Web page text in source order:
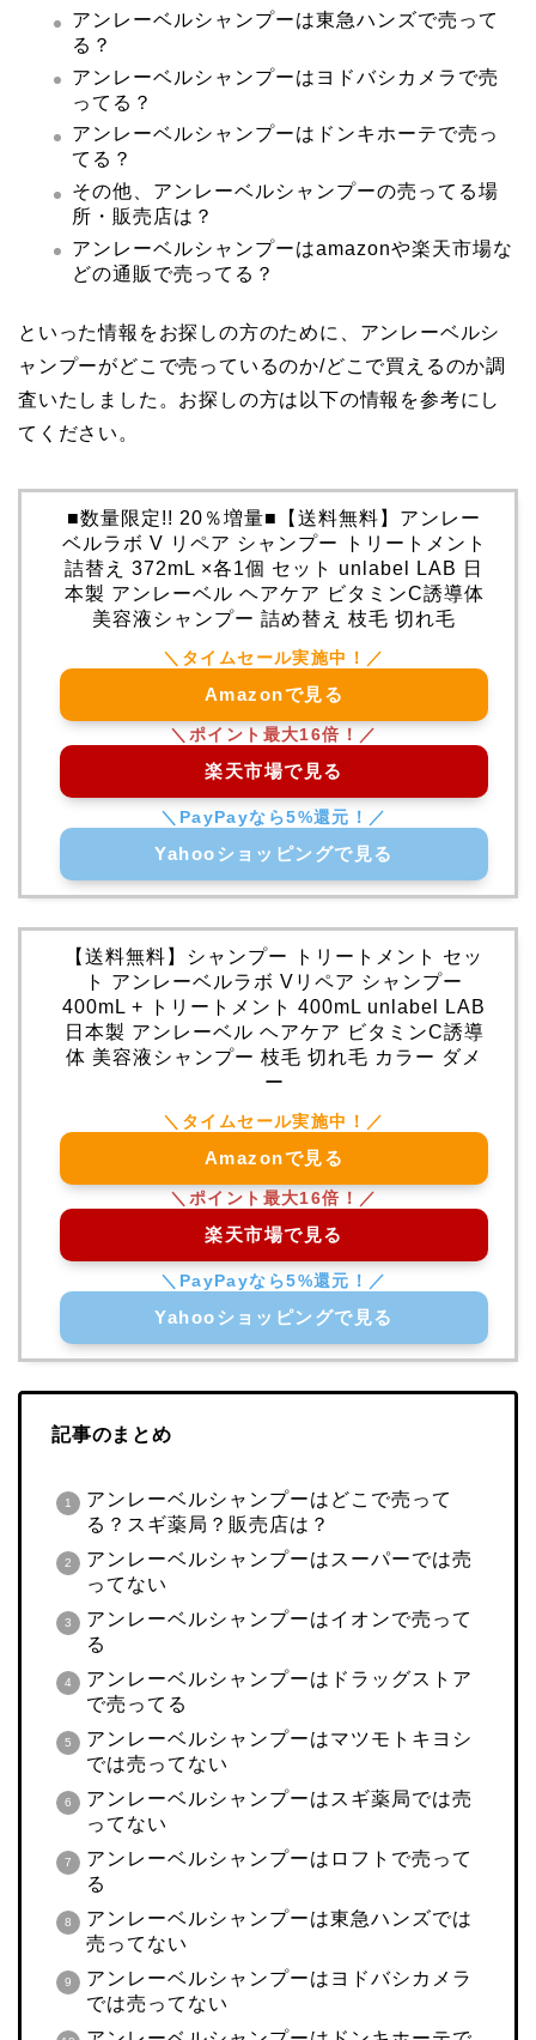
アンレーベルシャンプーは東急ハンズで売って
る？
アンレーベルシャンプーはヨドバシカメラで売
ってる？
アンレーベルシャンプーはドンキホーテで売っ
てる？
その他、アンレーベルシャンプーの売ってる場
所・販売店は？
アンレーベルシャンプーはamazonや楽天市場な
どの通販で売ってる？
といった情報をお探しの方のために、アンレーベルシ
ャンプーがどこで売っているのか/どこで買えるのか調
査いたしました。お探しの方は以下の情報を参考にし
てください。
■数量限定!! 20％増量■【送料無料】アンレー
ベルラボ V リペア シャンプー トリートメント
詰替え 372mL ×各1個 セット unlabel LAB 日
本製 アンレーベル ヘアケア ビタミンC誘導体
美容液シャンプー 詰め替え 枝毛 切れ毛
Amazonで見る
楽天市場で見る
Yahooショッピングで見る
【送料無料】シャンプー トリートメント セッ
ト アンレーベルラボ Vリペア シャンプー
400mL + トリートメント 400mL unlabel LAB
日本製 アンレーベル ヘアケア ビタミンC誘導
体 美容液シャンプー 枝毛 切れ毛 カラー ダメ
ー
Amazonで見る
楽天市場で見る
Yahooショッピングで見る
記事のまとめ
アンレーベルシャンプーはどこで売って
る？スギ薬局？販売店は？
アンレーベルシャンプーはスーパーでは売
ってない
アンレーベルシャンプーはイオンで売って
る
アンレーベルシャンプーはドラッグストア
で売ってる
アンレーベルシャンプーはマツモトキヨシ
では売ってない
アンレーベルシャンプーはスギ薬局では売
ってない
アンレーベルシャンプーはロフトで売って
る
アンレーベルシャンプーは東急ハンズでは
売ってない
アンレーベルシャンプーはヨドバシカメラ
では売ってない